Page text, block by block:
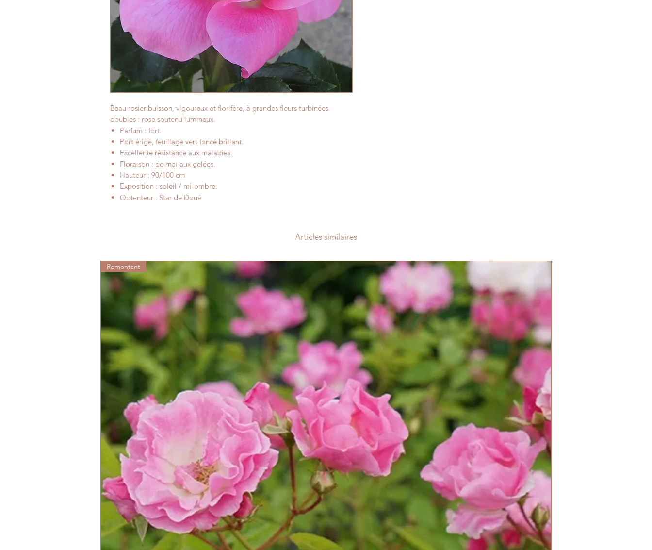
Beau rosier buisson, vigoureux et florifère, à grandes fleurs turbinées
doubles : rose soutenu lumineux.
Parfum : fort.
Port érigé, feuillage vert foncé brillant.
Excellente résistance aux maladies.
Floraison : de mai aux gelées.
Hauteur : 90/100 cm
Exposition : soleil / mi-ombre.
Obtenteur : Star de Doué
Articles similaires
Remontant